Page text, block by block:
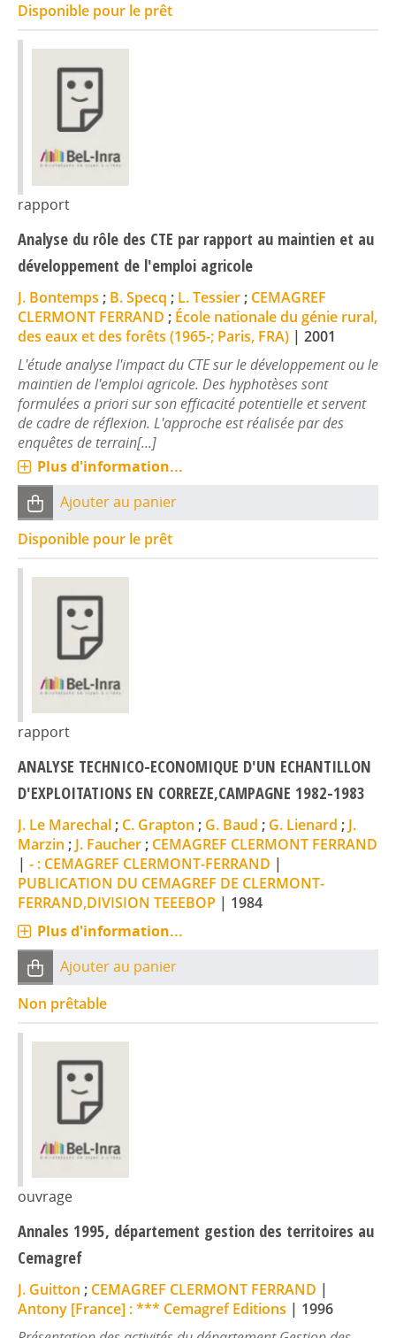
Disponible pour le prêt
rapport
Analyse du rôle des CTE par rapport au maintien et au
développement de l'emploi agricole
J. Bontemps ; B. Specq ; L. Tessier ; CEMAGREF
CLERMONT FERRAND ; École nationale du génie rural,
des eaux et des forêts (1965-; Paris, FRA) | 2001
L'étude analyse l'impact du CTE sur le développement ou le
maintien de l'emploi agricole. Des hyphotèses sont
formulées a priori sur son efficacité potentielle et servent
de cadre de réflexion. L'approche est réalisée par des
enquêtes de terrain[...]
Plus d'information...
Ajouter au panier
Disponible pour le prêt
rapport
ANALYSE TECHNICO-ECONOMIQUE D'UN ECHANTILLON
D'EXPLOITATIONS EN CORREZE,CAMPAGNE 1982-1983
J. Le Marechal ; C. Grapton ; G. Baud ; G. Lienard ; J.
Marzin ; J. Faucher ; CEMAGREF CLERMONT FERRAND
| - : CEMAGREF CLERMONT-FERRAND |
PUBLICATION DU CEMAGREF DE CLERMONT-
FERRAND,DIVISION TEEEBOP | 1984
Plus d'information...
Ajouter au panier
Non prêtable
ouvrage
Annales 1995, département gestion des territoires au
Cemagref
J. Guitton ; CEMAGREF CLERMONT FERRAND |
Antony [France] : *** Cemagref Editions | 1996